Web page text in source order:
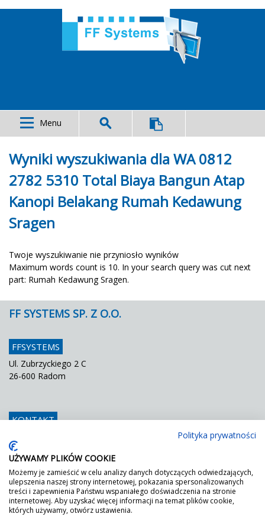
Menu
Wyniki wyszukiwania dla WA 0812
2782 5310 Total Biaya Bangun Atap
Kanopi Belakang Rumah Kedawung
Sragen
Twoje wyszukiwanie nie przyniosło wyników
Maximum words count is 10. In your search query was cut next
part: Rumah Kedawung Sragen.
FF SYSTEMS SP. Z O.O.
FFSYSTEMS
Ul. Zubrzyckiego 2 C
26-600 Radom
KONTAKT
Fax
E mail
info@ffsystems.pl
FF JEST ZIELONY!
Polityka prywatności
UŻYWAMY PLIKÓW COOKIE
Możemy je zamieścić w celu analizy danych dotyczących odwiedzających,
ulepszenia naszej strony internetowej, pokazania spersonalizowanych
treści i zapewnienia Państwu wspaniałego doświadczenia na stronie
internetowej. Aby uzyskać więcej informacji na temat plików cookie,
których używamy, otwórz ustawienia.